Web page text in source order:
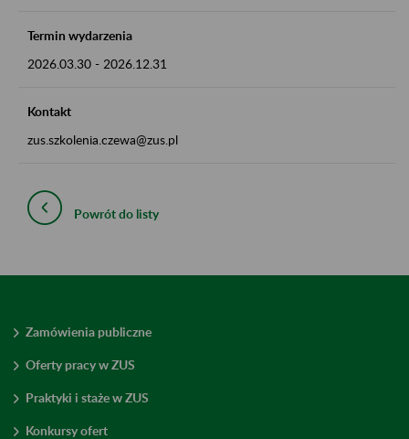
Termin wydarzenia
2026.03.30 - 2026.12.31
Kontakt
zus.szkolenia.czewa@zus.pl
Powrót do listy
Zamówienia publiczne
Oferty pracy w ZUS
Praktyki i staże w ZUS
Konkursy ofert